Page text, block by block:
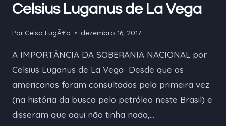
Celsius Luganus de La Vega
Por Celso LugÃ£o dezembro 16, 2017
A IMPORTÂNCIA DA SOBERANIA NACIONAL por
Celsius Luganus de La Vega Desde que os
americanos foram consultados pela primeira vez
(na história da busca pelo petróleo neste Brasil) e
disseram que aqui não tinha nada,…